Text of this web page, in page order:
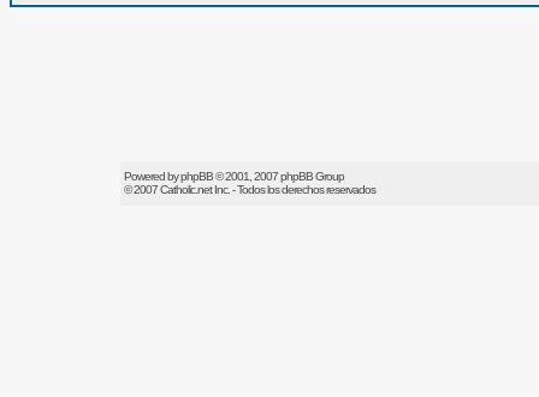
Powered byphpBB© 2001, 2007 phpBB Group
© 2007Catholic.netInc. - Todos los derechos reservados